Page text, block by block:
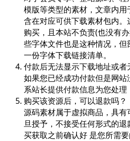
模版等类型的素材，文章内
含在对应可供下载素材包内
购买，且本站不负责(也没有
些字体文件也是这种情况，
一份字体下载链接清单。
付款后无法显示下载地址或者
如果您已经成功付款但是网
系站长提供付款信息为您处理
购买该资源后，可以退款吗？
源码素材属于虚拟商品，具
旦授予，不接受任何形式的
买获取之前确认好 是您所需